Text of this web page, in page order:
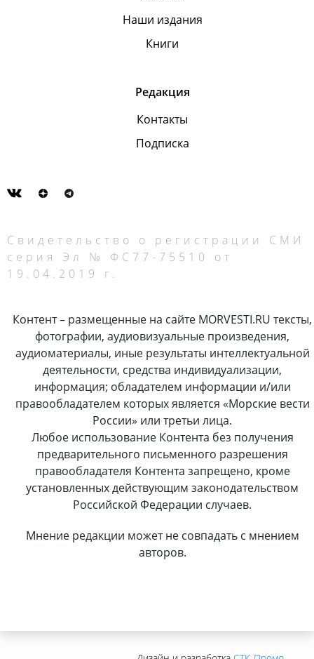
Наши издания
Книги
Редакция
Контакты
Подписка
Свидетельство о регистрации СМИ
серия Эл № ФС77-75510 от
19.04.2019 г.
Контент – размещенные на сайте MORVESTI.RU тексты,
фотографии, аудиовизуальные произведения,
аудиоматериалы, иные результаты интеллектуальной
деятельности, средства индивидуализации,
информация; обладателем информации и/или
правообладателем которых является «Морские вести
России» или третьи лица.
Любое использование Контента без получения
предварительного письменного разрешения
правообладателя Контента запрещено, кроме
установленных действующим законодательством
Российской Федерации случаев.
Мнение редакции может не совпадать с мнением
авторов.